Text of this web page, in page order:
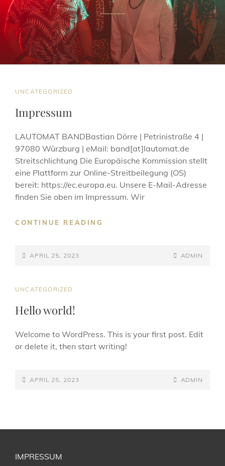
CAT
UNCATEGORIZED
Impressum
LAUTOMAT BANDBastian Dörre | Petrinistraße 4 |
97080 Würzburg | eMail: band[at]lautomat.de
Streitschlichtung Die Europäische Kommission stellt
eine Plattform zur Online-Streitbeilegung (OS)
bereit: https://ec.europa.eu. Unsere E-Mail-Adresse
finden Sie oben im Impressum. Wir
CONTINUE READING
POSTED-
APRIL 25, 2023
BY
BYLINE
ADMIN
CAT
UNCATEGORIZED
Hello world!
Welcome to WordPress. This is your first post. Edit
or delete it, then start writing!
POSTED-
APRIL 25, 2023
BY
BYLINE
ADMIN
IMPRESSUM